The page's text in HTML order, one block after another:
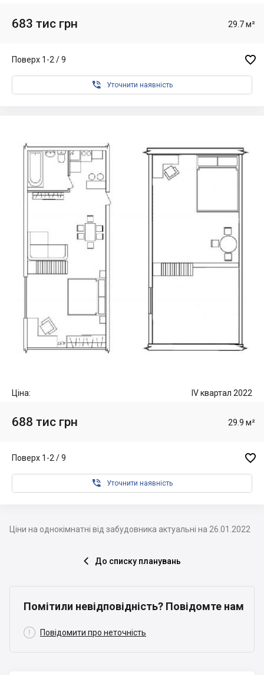
683 тис грн 29.7 м²
Поверх 1-2 / 9 
 Уточнити наявність
Ціна: IV квартал 2022
688 тис грн 29.9 м²
Поверх 1-2 / 9 
 Уточнити наявність
Ціни на однокімнатні від забудовника актуальні на 26.01.2022
 До списку планувань
Помітили невідповідність? Повідомте нам
 Повідомити про неточність